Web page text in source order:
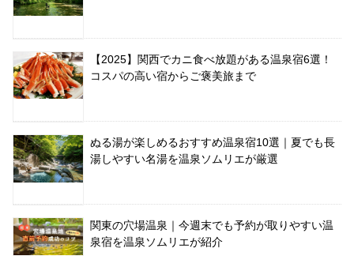
【2025】関西でカニ食べ放題がある温泉宿6選！
コスパの高い宿からご褒美旅まで
ぬる湯が楽しめるおすすめ温泉宿10選｜夏でも長
湯しやすい名湯を温泉ソムリエが厳選
関東の穴場温泉｜今週末でも予約が取りやすい温
泉宿を温泉ソムリエが紹介